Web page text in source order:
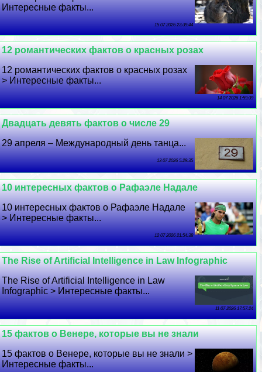
Интересные факты...
15 07 2026 23:39:44
12 романтических фактов о красных розах
12 романтических фактов о красных розах
> Интересные факты...
14 07 2026 1:59:39
Двадцать девять фактов о числе 29
29 апреля – Международный день танца...
13 07 2026 5:29:35
10 интересных фактов о Рафаэле Надале
10 интересных фактов о Рафаэле Надале
> Интересные факты...
12 07 2026 21:54:38
The Rise of Artificial Intelligence in Law Infographic
The Rise of Artificial Intelligence in Law
Infographic > Интересные факты...
11 07 2026 17:57:24
15 фактов о Венере, которые вы не знали
15 фактов о Венере, которые вы не знали >
Интересные факты...